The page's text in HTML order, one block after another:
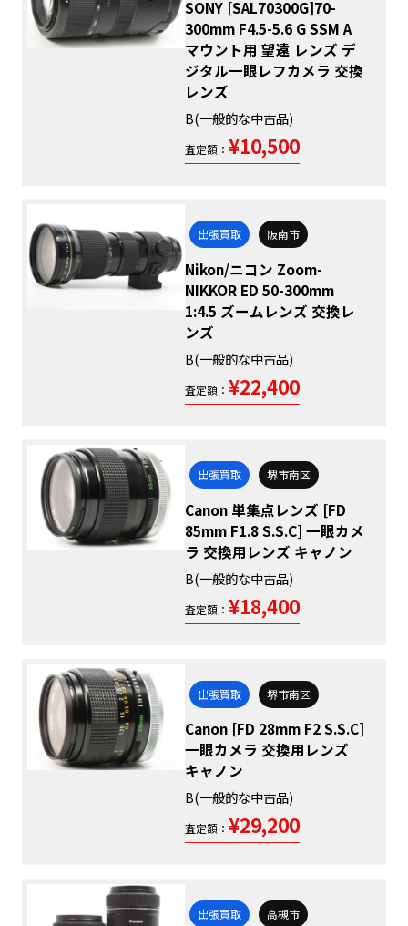
SONY [SAL70300G]70-
300mm F4.5-5.6 G SSM A
マウント用 望遠 レンズ デ
ジタル一眼レフカメラ 交換
レンズ
B(一般的な中古品)
査定額： ¥10,500
出張買取 阪南市
Nikon/ニコン Zoom-
NIKKOR ED 50-300mm
1:4.5 ズームレンズ 交換レ
ンズ
B(一般的な中古品)
査定額： ¥22,400
出張買取 堺市南区
Canon 単集点レンズ [FD
85mm F1.8 S.S.C] 一眼カメ
ラ 交換用レンズ キャノン
B(一般的な中古品)
査定額： ¥18,400
出張買取 堺市南区
Canon [FD 28mm F2 S.S.C]
一眼カメラ 交換用レンズ
キャノン
B(一般的な中古品)
査定額： ¥29,200
出張買取 高槻市